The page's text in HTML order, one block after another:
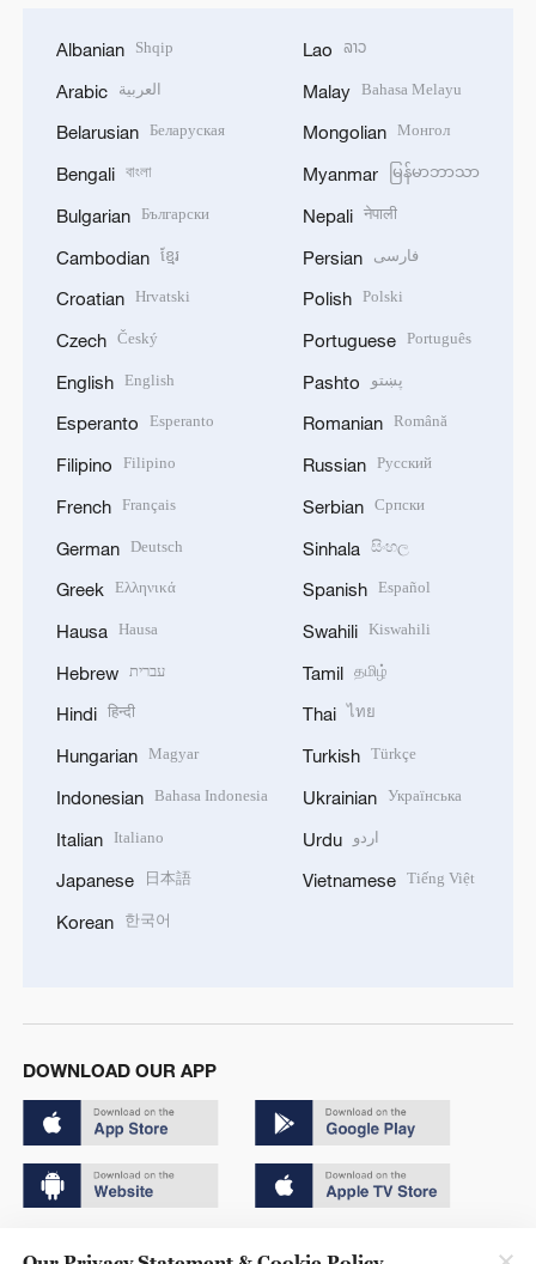
Albanian Shqip
Arabic العربية
Belarusian Беларуская
Bengali বাংলা
Bulgarian Български
Cambodian ខ្មែរ
Croatian Hrvatski
Czech Český
English English
Esperanto Esperanto
Filipino Filipino
French Français
German Deutsch
Greek Ελληνικά
Hausa Hausa
Hebrew עברית
Hindi हिन्दी
Hungarian Magyar
Indonesian Bahasa Indonesia
Italian Italiano
Japanese 日本語
Korean 한국어
Lao ລາວ
Malay Bahasa Melayu
Mongolian Монгол
Myanmar မြန်မာဘာသာ
Nepali नेपाली
Persian فارسی
Polish Polski
Portuguese Português
Pashto پښتو
Romanian Română
Russian Русский
Serbian Српски
Sinhala සිංහල
Spanish Español
Swahili Kiswahili
Tamil தமிழ்
Thai ไทย
Turkish Türkçe
Ukrainian Українська
Urdu اردو
Vietnamese Tiếng Việt
DOWNLOAD OUR APP